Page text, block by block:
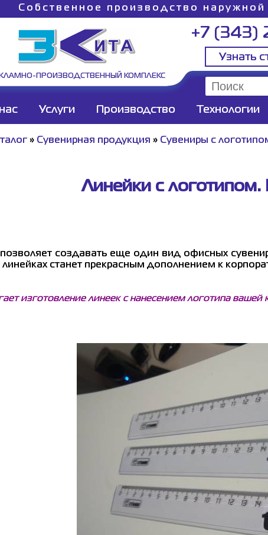
Собственное производство
ПРОИЗВОДСТВЕННЫЙ КОМПЛЕКС
+7 (343)
Узнать
Услуги Производство Технологии
» Сувенирная продукция » Сувениры с
Линейки с логотипом.
позволяет создавать еще один вид офисных
линейках станет прекрасным дополнением к
изготовление линеек с нанесением логотипа